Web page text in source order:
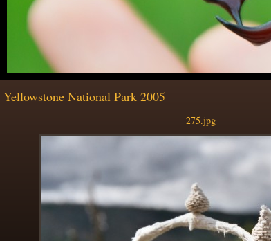
Yellowstone National Park 2005
275.jpg